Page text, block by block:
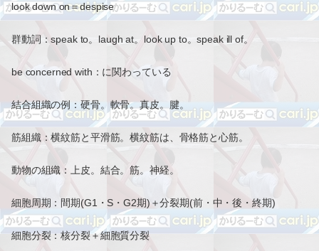
look down on＝despise
群動詞：speak to。laugh at。look up to。speak ill of。
be concerned with：に関わっている
結合組織の例：硬骨。軟骨。真皮。腱。
筋組織：横紋筋と平滑筋。横紋筋は、骨格筋と心筋。
動物の組織：上皮。結合。筋。神経。
細胞周期：間期(G1・S・G2期)＋分裂期(前・中・後・終期)
細胞分裂：核分裂＋細胞質分裂